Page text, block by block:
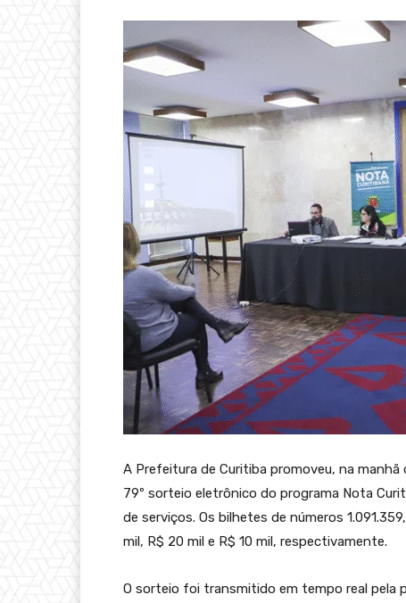
A Prefeitura de Curitiba promoveu, na
79º sorteio eletrônico do programa Nota
de serviços. Os bilhetes de números
mil, R$ 20 mil e R$ 10 mil, respectivamente.
O sorteio foi transmitido em tempo real pela